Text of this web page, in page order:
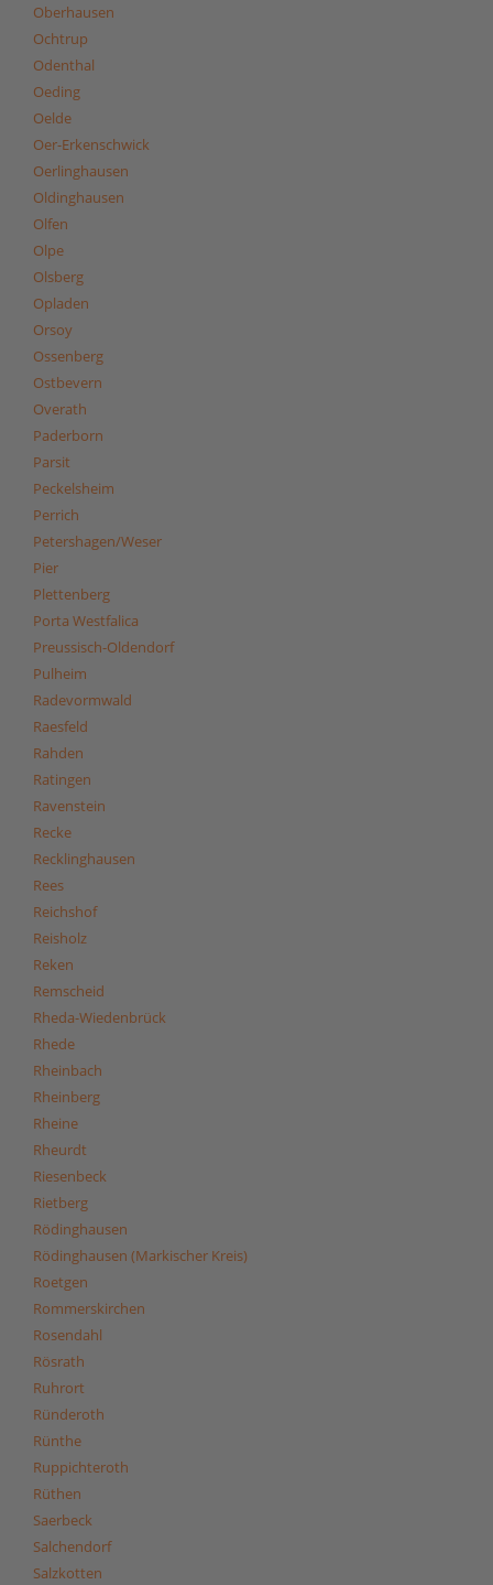
Oberhausen
Ochtrup
Odenthal
Oeding
Oelde
Oer-Erkenschwick
Oerlinghausen
Oldinghausen
Olfen
Olpe
Olsberg
Opladen
Orsoy
Ossenberg
Ostbevern
Overath
Paderborn
Parsit
Peckelsheim
Perrich
Petershagen/Weser
Pier
Plettenberg
Porta Westfalica
Preussisch-Oldendorf
Pulheim
Radevormwald
Raesfeld
Rahden
Ratingen
Ravenstein
Recke
Recklinghausen
Rees
Reichshof
Reisholz
Reken
Remscheid
Rheda-Wiedenbrück
Rhede
Rheinbach
Rheinberg
Rheine
Rheurdt
Riesenbeck
Rietberg
Rödinghausen
Rödinghausen (Markischer Kreis)
Roetgen
Rommerskirchen
Rosendahl
Rösrath
Ruhrort
Ründeroth
Rünthe
Ruppichteroth
Rüthen
Saerbeck
Salchendorf
Salzkotten